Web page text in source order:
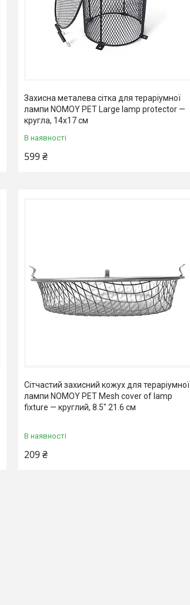
Захисна металева сітка для тераріумної
лампи NOMOY PET Large lamp protector —
кругла, 14x17 см
В наявності
599 ₴
Сітчастий захисний кожух для тераріумної
лампи NOMOY PET Mesh cover of lamp
fixture — круглий, 8.5" 21.6 см
В наявності
209 ₴